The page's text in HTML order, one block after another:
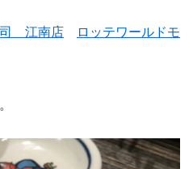
司 江南店
ロッテワールドモ